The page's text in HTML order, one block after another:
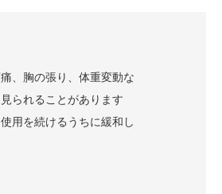
、胸の張り、体重変動な
られることがあります
用を続けるうちに緩和し